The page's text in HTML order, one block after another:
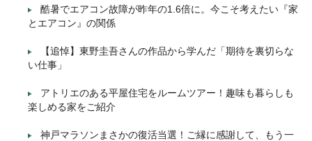
酷暑でエアコン故障が昨年の1.6倍に。今こそ考えたい『家
とエアコン』の関係
【追悼】東野圭吾さんの作品から学んだ「期待を裏切らな
い仕事」
アトリエのある平屋住宅をルームツアー！趣味も暮らしも
楽しめる家をご紹介
神戸マラソンまさかの復活当選！ご縁に感謝して、もう一